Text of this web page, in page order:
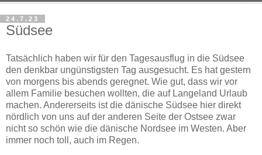
24.7.23
Südsee
Tatsächlich haben wir für den Tagesausflug in die Südsee
den denkbar ungünstigsten Tag ausgesucht. Es hat gestern
von morgens bis abends geregnet. Wie gut, dass wir vor
allem Familie besuchen wollten, die auf Langeland Urlaub
machen. Andererseits ist die dänische Südsee hier direkt
nördlich von uns auf der anderen Seite der Ostsee zwar
nicht so schön wie die dänische Nordsee im Westen. Aber
immer noch toll, auch im Regen.